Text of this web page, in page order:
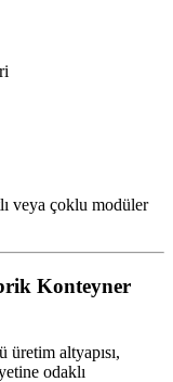
veya çoklu modüler
Konteyner
altyapısı,
odaklı